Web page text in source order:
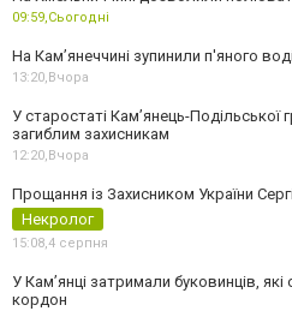
09:59,Сьогодні
На Камʼянеччині зупинили п'яного
13:20, Вчора
У старостаті Кам’янець-
загиблим захисникам
12:20, Вчора
Прощання із Захисником України
Некролог
15:08,4 серпня
У Кам’янці затримали буковинців, які
кордон